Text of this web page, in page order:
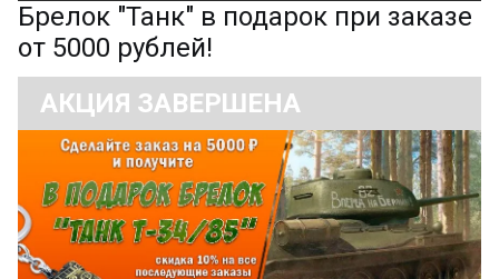
Брелок "Танк" в подарок при заказе
от 5000 рублей!
АКЦИЯ ЗАВЕРШЕНА